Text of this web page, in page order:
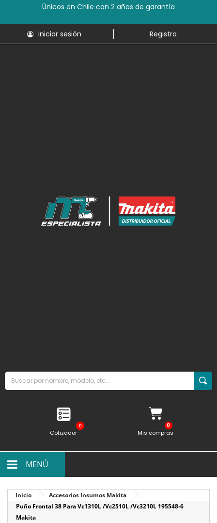
Únicos en Chile con 2 años de garantía
Iniciar sesión Registro
0
Cotizador Mis compras
MENÚ
Inicio
Accesorios Insumos Makita
Puño Frontal 38 Para Vc1310L /Vc2510L /Vc3210L 195548-6
Makita